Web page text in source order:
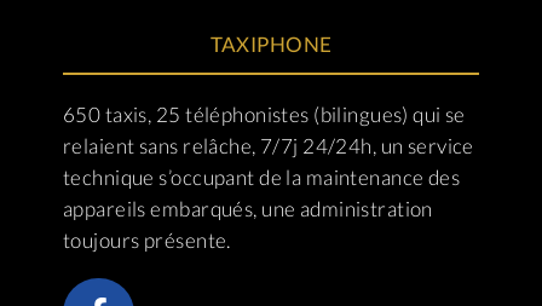
TAXIPHONE
650 taxis, 25 téléphonistes (bilingues) qui se
relaient sans relâche, 7/7j 24/24h, un service
technique s’occupant de la maintenance des
appareils embarqués, une administration
toujours présente.